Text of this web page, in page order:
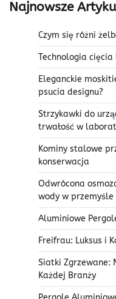
Najnowsze
Czym się różni
Technologia
Eleganckie
psucia designu?
Strzykawki do
trwałość w
Kominy stalowe
konserwacja
Odwrócona
wody w przemyśle
Aluminiowe
Freifrau: Luksus i
Siatki Zgrzewane:
Każdej Branży